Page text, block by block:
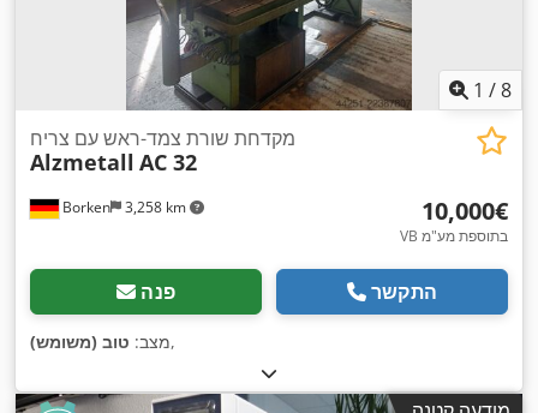
1 /8
Borken 3,258 km
מקדחת שורת צמד-ראש עם צריח
Alzmetall AC 32
‏10,000 ‏€
VB בתוספת מע"מ
פנה התקשר
מצב: טוב (משומש) ,